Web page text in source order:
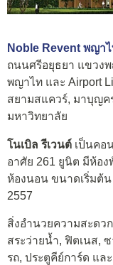
Noble Revent พญา
ถนนศรีอยุธยา แขวง
พญาไท และ Airport
สยามสแควร์, มาบุญค
มหาวิทยาลัย
โนเบิล รีเวนต์ เป็นคอ
อาศัย 261 ยูนิต มีห้อง
ห้องนอน ขนาดเริ่มต้น
2557
สิ่งอำนวยความสะดว
สระว่ายน้ำ, ฟิตเนส,
รถ, ประตูคีย์การ์ด แล